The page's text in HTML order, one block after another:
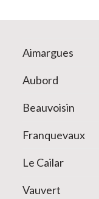
Aimargues
Aubord
Beauvoisin
Franquevaux
Le Cailar
Vauvert